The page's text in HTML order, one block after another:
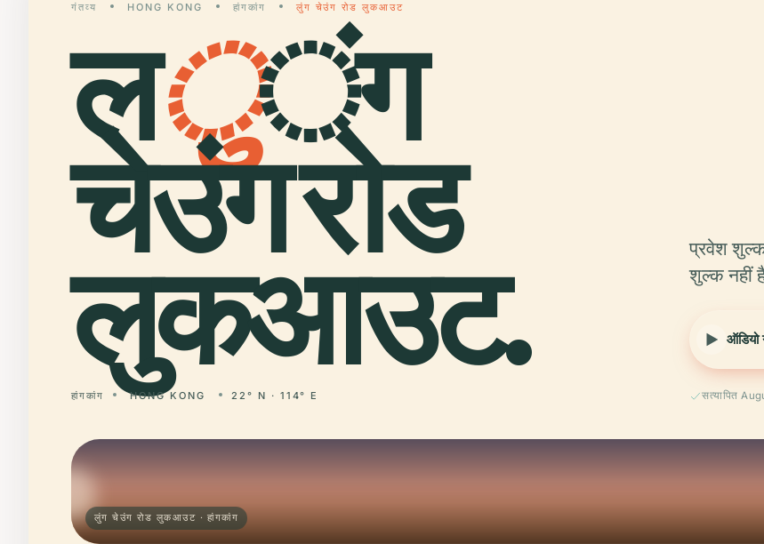
गंतव्य HONG KONG हांगकांग लुंग चेउंग रोड लुकआउट
लुंग
चेउंग रोड
लुकआउट.
हांगकांग HONG KONG 22° N · 114° E
प्रवेश
शुल्क नहीं
ऑडियो
सत्यापित
लुंग चेउंग रोड लुकआउट · हांगकांग